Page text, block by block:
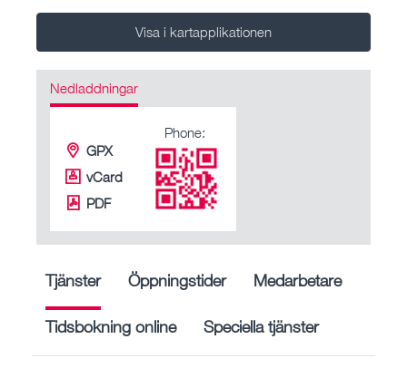
Visa i kartapplikationen
Nedladdningar
GPX
vCard
PDF
Phone:
Tjänster Öppningstider Medarbetare
Tidsbokning online Speciella tjänster